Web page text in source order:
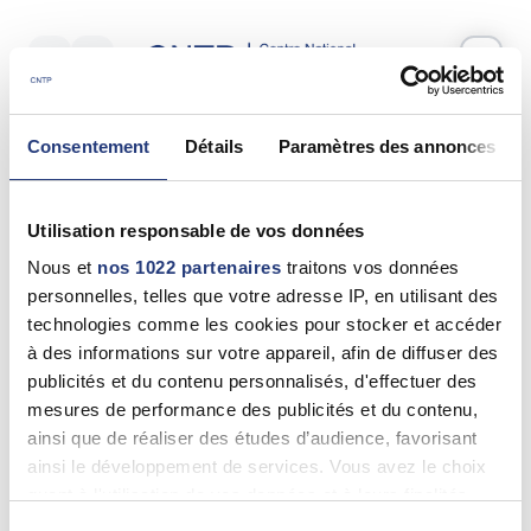
Consentement Détails Paramètres des annonces
Utilisation responsable de vos données
Nous et nos 1022 partenaires traitons vos données
personnelles, telles que votre adresse IP, en utilisant des
technologies comme les cookies pour stocker et accéder
à des informations sur votre appareil, afin de diffuser des
publicités et du contenu personnalisés, d'effectuer des
mesures de performance des publicités et du contenu,
ainsi que de réaliser des études d’audience, favorisant
ainsi le développement de services. Vous avez le choix
Votre test psychotechnique
Vendredi 05 Juin 2026à10:00
Nom *
Prénom(s) *
Email *